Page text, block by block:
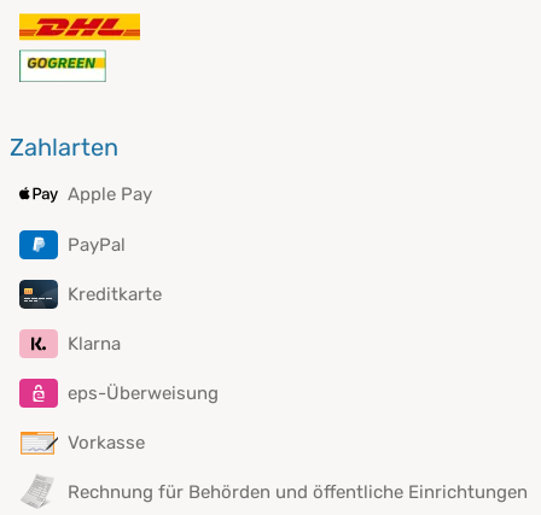
Zahlarten
Apple Pay
PayPal
Kreditkarte
Klarna
eps-Überweisung
Vorkasse
Rechnung für Behörden und öffentliche Einrichtungen